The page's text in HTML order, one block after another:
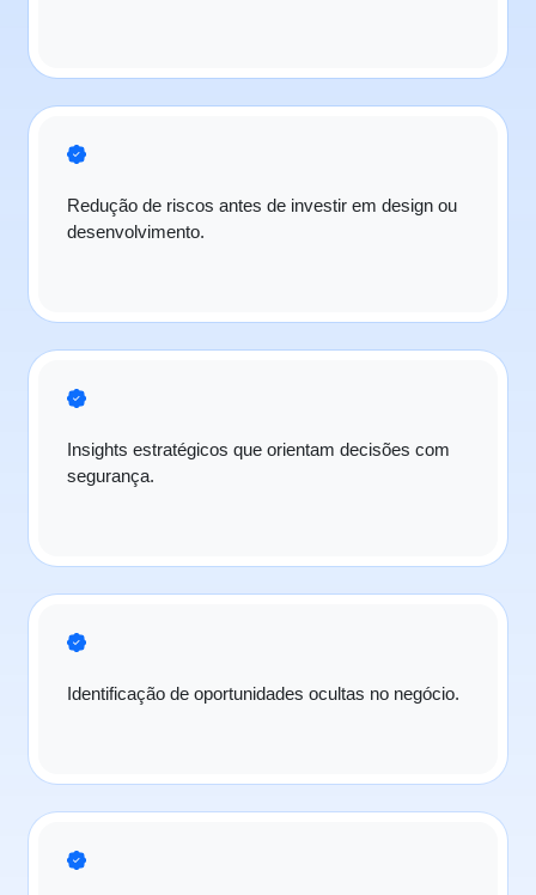
Redução de riscos antes de investir em design ou
desenvolvimento.
Insights estratégicos que orientam decisões com
segurança.
Identificação de oportunidades ocultas no negócio.